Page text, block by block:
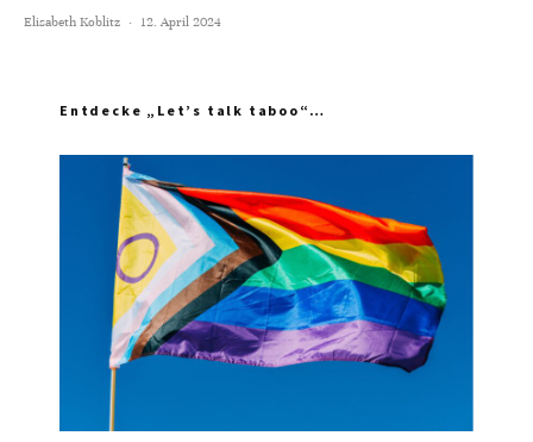
Elisabeth Koblitz · 12. April 2024
Entdecke „Let’s talk taboo“…